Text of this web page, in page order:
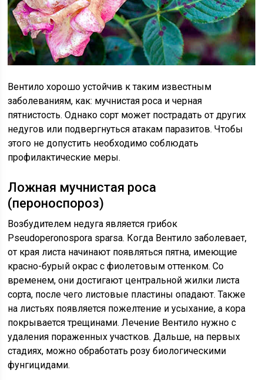
Вентило хорошо устойчив к таким известным
заболеваниям, как: мучнистая роса и черная
пятнистость. Однако сорт может пострадать от других
недугов или подвергнуться атакам паразитов. Чтобы
этого не допустить необходимо соблюдать
профилактические меры.
Ложная мучнистая роса
(пероноспороз)
Возбудителем недуга является грибок
Pseudoperonospora sparsa. Когда Вентило заболевает,
от края листа начинают появляться пятна, имеющие
красно-бурый окрас с фиолетовым оттенком. Со
временем, они достигают центральной жилки листа
сорта, после чего листовые пластины опадают. Также
на листьях появляется пожелтение и усыхание, а кора
покрывается трещинами. Лечение Вентило нужно с
удаления пораженных участков. Дальше, на первых
стадиях, можно обработать розу биологическими
фунгицидами.